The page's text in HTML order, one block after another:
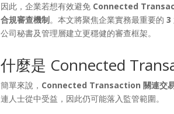
因此，企業若想有效避免 Connected
合規審查機制。本文將聚焦企業實務最重要的3
公司秘書及管理層建立更穩健的審查框架。
什麼是 Connected
簡單來說， Connected Transaction 關連交
連人士從中受益，因此仍可能落入監管範圍。